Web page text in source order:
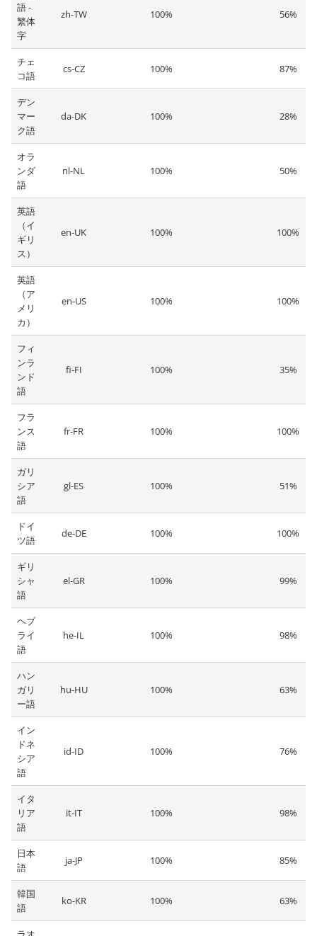
語 -
繁体
字
zh-TW 100% 56%
チェ
コ語
cs-CZ 100% 87%
デン
マー
ク語
da-DK 100% 28%
オラ
ンダ
語
nl-NL 100% 50%
英語
（イ
ギリ
ス）
en-UK 100% 100%
英語
（ア
メリ
カ）
en-US 100% 100%
フィ
ンラ
ンド
語
fi-FI 100% 35%
フラ
ンス
語
fr-FR 100% 100%
ガリ
シア
語
gl-ES 100% 51%
ドイ
ツ語
de-DE 100% 100%
ギリ
シャ
語
el-GR 100% 99%
ヘブ
ライ
語
he-IL 100% 98%
ハン
ガリ
ー語
hu-HU 100% 63%
イン
ドネ
シア
語
id-ID 100% 76%
イタ
リア
語
it-IT 100% 98%
日本
語
ja-JP 100% 85%
韓国
語
ko-KR 100% 63%